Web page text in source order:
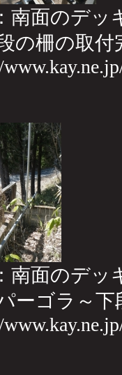
南面のデッ
の柵の取
南面のデッ
ーゴラ～